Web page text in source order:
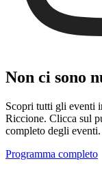
Non ci sono
Scopri tutti gli eventi
Riccione. Clicca sul
completo degli eventi.
Programma completo